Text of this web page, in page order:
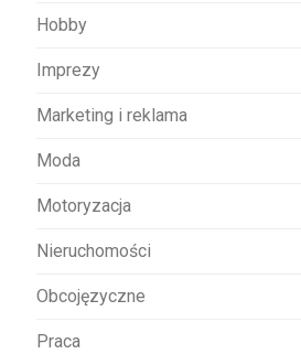
Hobby
Imprezy
Marketing i reklama
Moda
Motoryzacja
Nieruchomości
Obcojęzyczne
Praca